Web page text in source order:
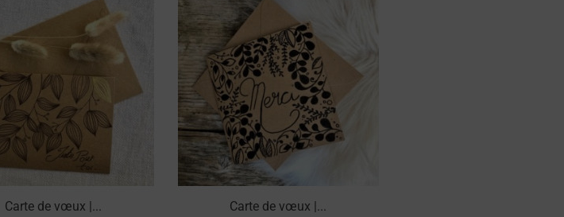
Carte de vœux |... Carte de vœux |...